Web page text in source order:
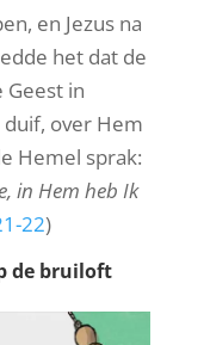
en Jezus na
het dat de
Geest in
over Hem
Hemel sprak:
in Hem heb Ik
22)
de bruiloft